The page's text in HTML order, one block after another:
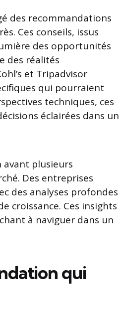
des recommandations
Ces conseils, issus
des opportunités
des réalités
et Tripadvisor
qui pourraient
techniques, ces
éclairées dans un
avant plusieurs
Des entreprises
des analyses profondes
croissance. Ces insights
à naviguer dans un
qui